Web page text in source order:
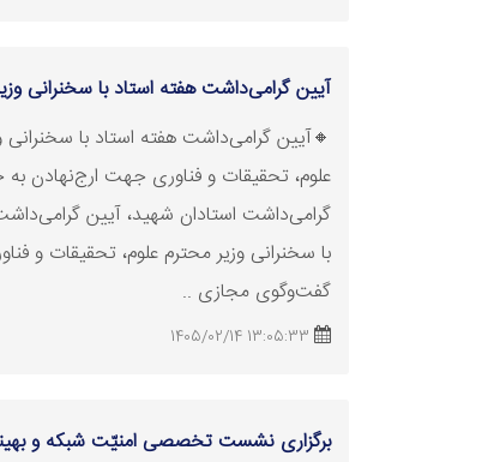
آیین گرامی‌داشت هفته استاد با سخنرانی
🔸آیین گرامی‌داشت هفته استاد با سخنرانی
علوم، تحقیقات وفناوری جهت ارج‌نهادن به
گرامی‌داشت استادان شهید، آیین
با سخنرانی وزیر محترم علوم، تحقیقات و
گفت‌وگوی مجازی ..
13:05:33 1405/02/14
برگزاری نشست تخصصی امنیّت شبکه و